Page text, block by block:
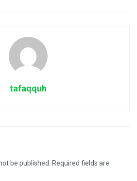
tafaqquh
be published.
Required fields are